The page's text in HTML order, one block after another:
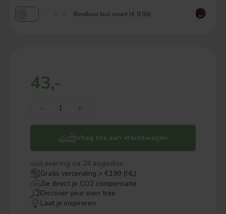
Bindbuis bol zwart (€ 8,00)
43,-
Voeg toe aan vrachtwagen
Levering na 24 augustus
Gratis verzending > €199 (NL)
Zie direct je CO2 compensatie
Discover your own tree
Laat je inspireren